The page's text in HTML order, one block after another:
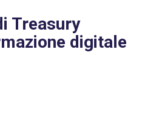
Treasury
digitale